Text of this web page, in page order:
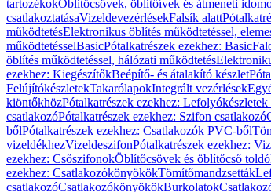
tartozékokÖblítőcsövek, öblítőívek és átmeneti
csatlakoztatásaVizeldevezérlésekFalsík alatt
működtetésElektronikus öblítés működtetéssel,
működtetésselBasicPótalkatrészek ezekhez: Basic
öblítés működtetéssel, hálózati működtetés
ezekhez: KiegészítőkBeépítő- és átalakító készlet
FelújítókészletekTakarólapokIntegrált vezérlések
kiöntőkhözPótalkatrészek ezekhez:
csatlakozóPótalkatrészek ezekhez: Szifon csatlakozó
bőlPótalkatrészek ezekhez: Csatlakozók PVC-ből
vizeldékhezVizeldeszifonPótalkatrészek ezekhez:
ezekhez: CsőszifonokÖblítőcsövek és öblítőcső
ezekhez: CsatlakozókönyökökTömítőmandzsetták
csatlakozóCsatlakozókönyökökBurkolatok